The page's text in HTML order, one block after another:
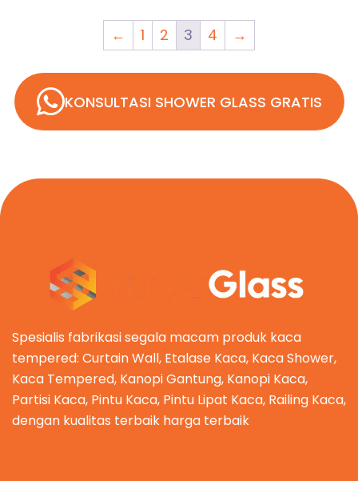
← 1 2 3 4 →
KONSULTASI SHOWER GLASS GRATIS
Spesialis fabrikasi segala macam produk kaca
tempered: Curtain Wall, Etalase Kaca, Kaca Shower,
Kaca Tempered, Kanopi Gantung, Kanopi Kaca,
Partisi Kaca, Pintu Kaca, Pintu Lipat Kaca, Railing Kaca,
dengan kualitas terbaik harga terbaik